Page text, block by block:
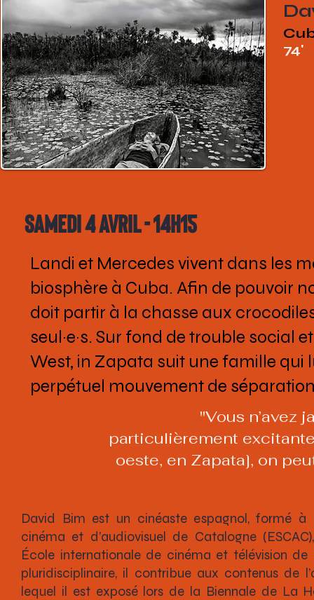
74'
Samedi 4 avril - 14h15
Landi et Mercedes vivent dans les
biosphère à Cuba. Afin de pouvoir
doit partir à la chasse aux
seul·e·s. Sur fond de trouble social
West, in Zapata suit une famille qui
perpétuel mouvement de
"Vous n’avez
particulièrement
oeste, en Zapata], on
David Bim est un cinéaste espagnol, formé à
cinéma et d’audiovisuel de Catalogne
École internationale de cinéma et télévision de
pluridisciplinaire, il contribue aux contenus de
lequel il est exposé lors de la Biennale de La